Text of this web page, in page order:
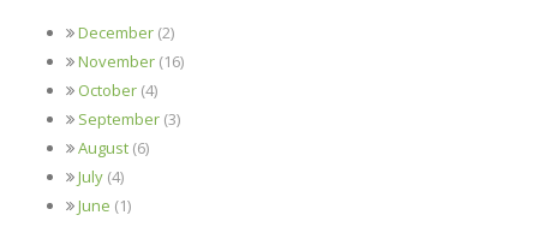
December (2)
November (16)
October (4)
September (3)
August (6)
July (4)
June (1)